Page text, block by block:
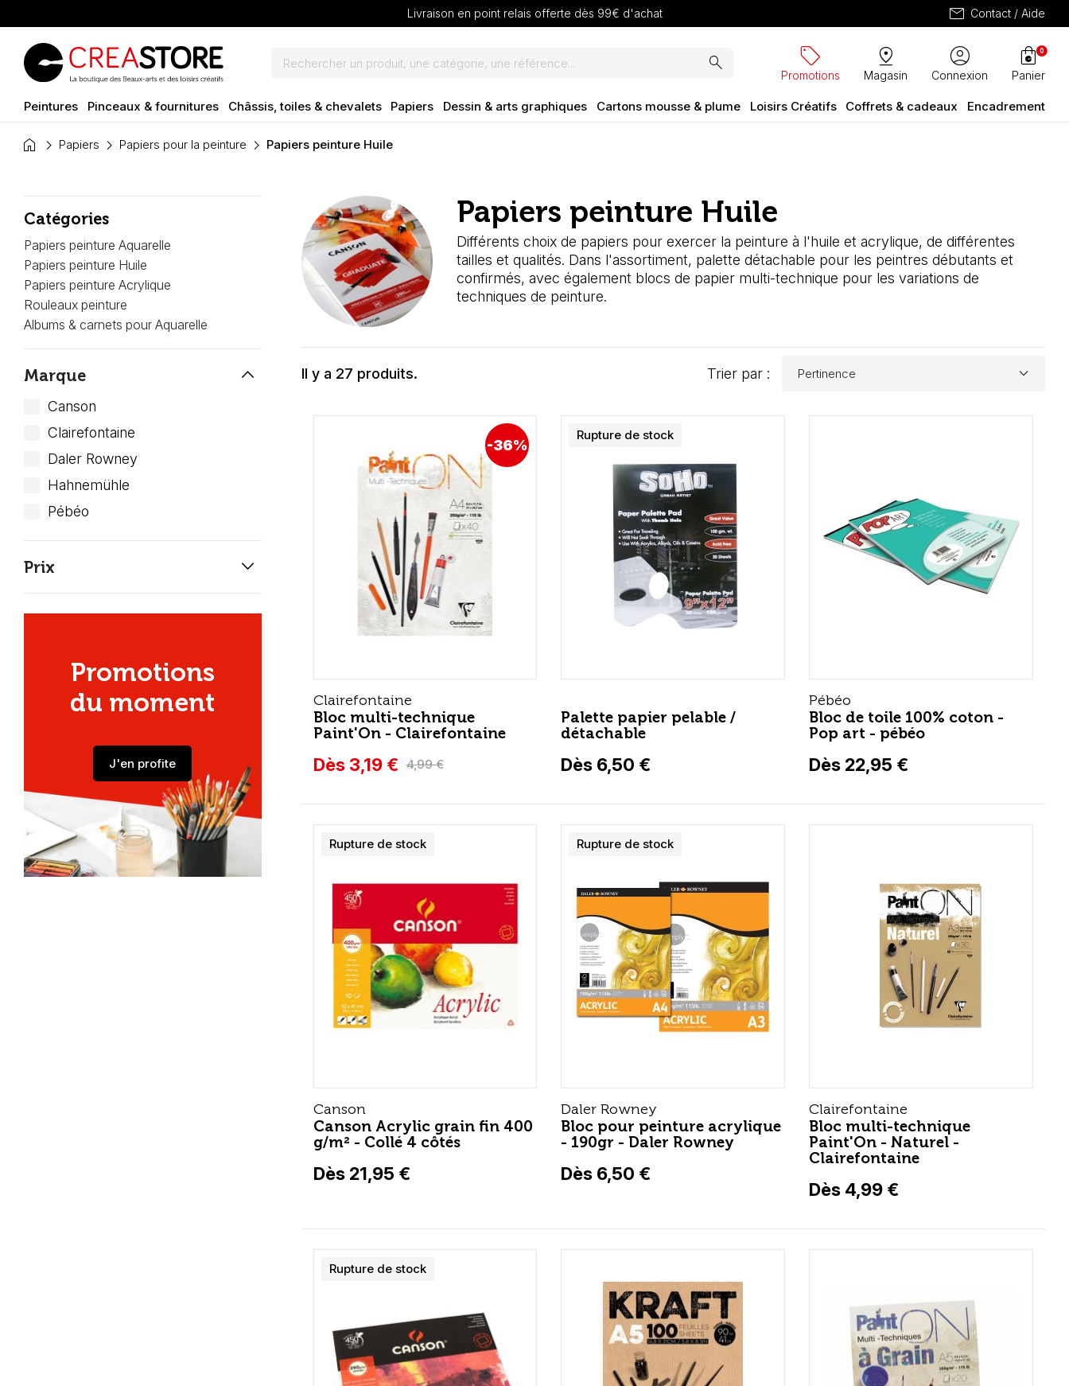
Livraison en point relais offerte dès 99€ d'achat mail Contact / Aide
search sell
Promotions
pin_drop
Magasin
account_circle
Connexion
shopping_bag
Panier
0
Peintures Pinceaux & fournitures Châssis, toiles & chevalets Papiers Dessin & arts graphiques Cartons mousse & plume Loisirs Créatifs Coffrets & cadeaux Encadrement
home Papiers Papiers pour la peinture Papiers peinture Huile
Catégories
Papiers peinture Aquarelle
Papiers peinture Huile
Papiers peinture Acrylique
Rouleaux peinture
Albums & carnets pour Aquarelle
Marque keyboard_arrow_up
Canson
Clairefontaine
Daler Rowney
Hahnemühle
Pébéo
Prix keyboard_arrow_down
Promotions
du moment
J'en profite
Papiers peinture Huile
Différents choix de papiers pour exercer la peinture à l'huile et acrylique, de différentes
tailles et qualités. Dans l'assortiment, palette détachable pour les peintres débutants et
confirmés, avec également blocs de papier multi-technique pour les variations de
techniques de peinture.
Il y a 27 produits. Trier par : Pertinence keyboard_arrow_down
Clairefontaine
Bloc multi-technique
Paint'On - Clairefontaine
Dès 3,19 € 4,99 €
-36%
Palette papier pelable /
détachable
Dès 6,50 €
Rupture de stock
Pébéo
Bloc de toile 100% coton -
Pop art - pébéo
Dès 22,95 €
Canson
Canson Acrylic grain fin 400
g/m² - Collé 4 côtés
Dès 21,95 €
Rupture de stock
Daler Rowney
Bloc pour peinture acrylique
- 190gr - Daler Rowney
Dès 6,50 €
Rupture de stock
Clairefontaine
Bloc multi-technique
Paint'On - Naturel -
Clairefontaine
Dès 4,99 €
Rupture de stock